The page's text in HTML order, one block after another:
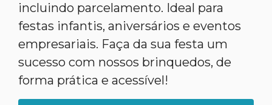
incluindo parcelamento. Ideal para
festas infantis, aniversários e eventos
empresariais. Faça da sua festa um
sucesso com nossos brinquedos, de
forma prática e acessível!